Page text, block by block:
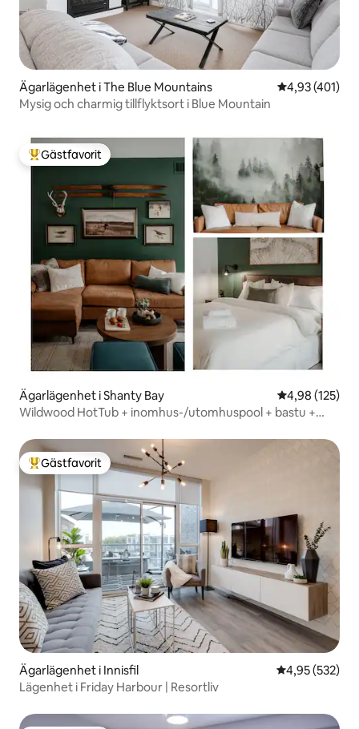
Ägarlägenhet i The Blue Mountains 4,93 av 5 i
4,93 (401)
Mysig och charmig tillflyktsort i Blue Mountain
Populär gästfavorit
Gästfavorit
Ägarlägenhet i Shanty Bay 4,98 av 5 i
4,98 (125)
Wildwood HotTub + inomhus-/utomhuspool + bastu +
Populär gästfavorit
Gästfavorit
Ägarlägenhet i Innisfil 4,95 av 5 i
4,95 (532)
Lägenhet i Friday Harbour | Resortliv